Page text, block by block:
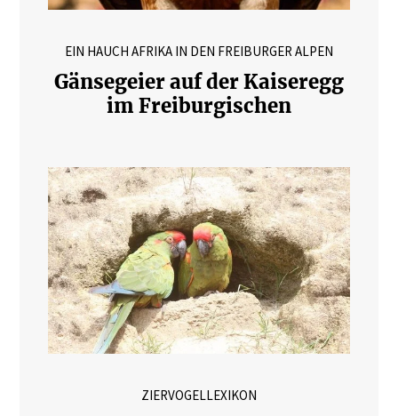
EIN HAUCH AFRIKA IN DEN FREIBURGER ALPEN
Gänsegeier auf der Kaiseregg
im Freiburgischen
ZIERVOGELLEXIKON